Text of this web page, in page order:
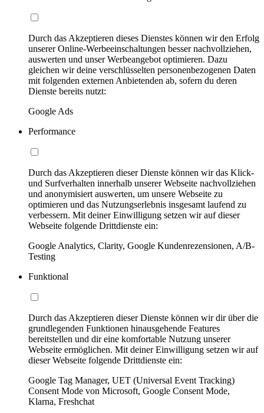
Durch das Akzeptieren dieses Dienstes können wir den Erfolg
unserer Online-Werbeeinschaltungen besser nachvollziehen,
auswerten und unser Werbeangebot optimieren. Dazu
gleichen wir deine verschlüsselten personenbezogenen Daten
mit folgenden externen Anbietenden ab, sofern du deren
Dienste bereits nutzt:
Google Ads
Performance
Durch das Akzeptieren dieser Dienste können wir das Klick-
und Surfverhalten innerhalb unserer Webseite nachvollziehen
und anonymisiert auswerten, um unsere Webseite zu
optimieren und das Nutzungserlebnis insgesamt laufend zu
verbessern. Mit deiner Einwilligung setzen wir auf dieser
Webseite folgende Drittdienste ein:
Google Analytics, Clarity, Google Kundenrezensionen, A/B-
Testing
Funktional
Durch das Akzeptieren dieser Dienste können wir dir über die
grundlegenden Funktionen hinausgehende Features
bereitstellen und dir eine komfortable Nutzung unserer
Webseite ermöglichen. Mit deiner Einwilligung setzen wir auf
dieser Webseite folgende Drittdienste ein:
Google Tag Manager, UET (Universal Event Tracking)
Consent Mode von Microsoft, Google Consent Mode,
Klarna, Freshchat